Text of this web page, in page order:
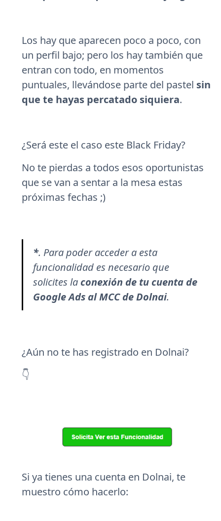
Los hay que aparecen poco a poco, con
un perfil bajo; pero los hay también que
entran con todo, en momentos
puntuales, llevándose parte del pastel sin
que te hayas percatado siquiera.
¿Será este el caso este Black Friday?
No te pierdas a todos esos oportunistas
que se van a sentar a la mesa estas
próximas fechas ;)
*. Para poder acceder a esta
funcionalidad es necesario que
solicites la conexión de tu cuenta de
Google Ads al MCC de Dolnai.
¿Aún no te has registrado en Dolnai?
👇
Si ya tienes una cuenta en Dolnai, te
muestro cómo hacerlo: